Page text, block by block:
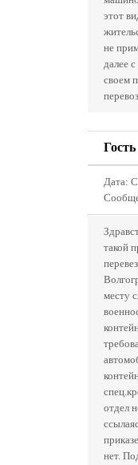
этот
не
далее
своем
Гость
Дата:
такой
месту
отдел
нет.